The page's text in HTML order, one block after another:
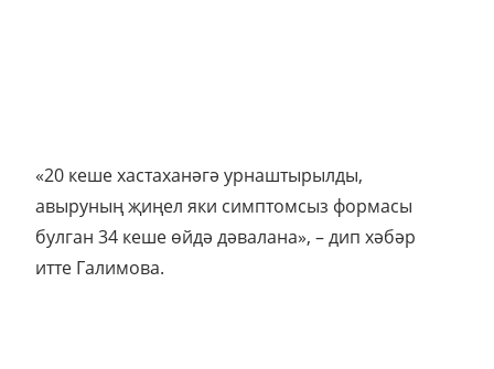
«20 кеше хастаханәгә урнаштырылды,
авыруның җиңел яки симптомсыз формасы
булган 34 кеше өйдә дәвалана», – дип хәбәр
итте Галимова.